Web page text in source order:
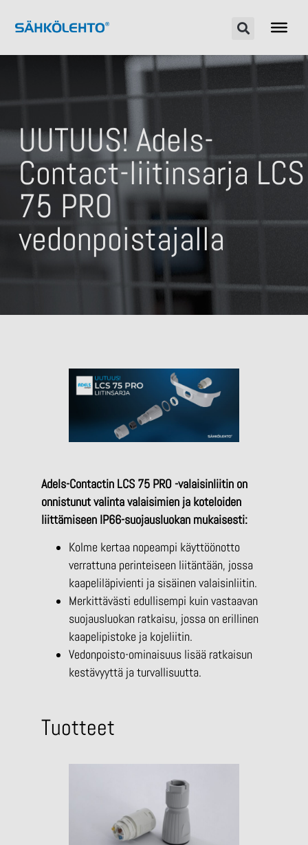
UUTUUS! Adels-
Contact-liitinsarja LCS
75 PRO
vedonpoistajalla
Adels-Contactin LCS 75 PRO -valaisinliitin on
onnistunut valinta valaisimien ja koteloiden
liittämiseen IP66-suojausluokan mukaisesti:
Kolme kertaa nopeampi käyttöönotto
verrattuna perinteiseen liitäntään, jossa
kaapeliläpivienti ja sisäinen valaisinliitin.
Merkittävästi edullisempi kuin vastaavan
suojausluokan ratkaisu, jossa on erillinen
kaapelipistoke ja kojeliitin.
Vedonpoisto-ominaisuus lisää ratkaisun
kestävyyttä ja turvallisuutta.
Tuotteet